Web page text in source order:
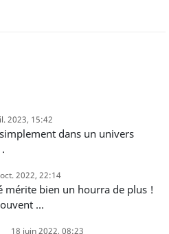
2023, 15:42
2022, 22:14
...
18 juin 2022, 08:23